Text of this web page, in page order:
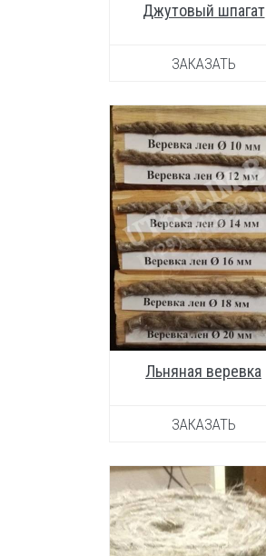
Джутовый шпагат
ЗАКАЗАТЬ
УВЕЛИЧИТЬ ФОТО
Льняная веревка
ЗАКАЗАТЬ